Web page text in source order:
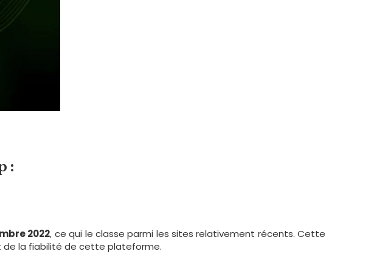
:
2022, ce qui le classe parmi les sites relativement récents. Cette
de la fiabilité de cette plateforme.